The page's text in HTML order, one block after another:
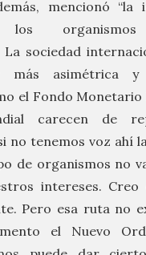
mencionó “la
los organismos
La sociedad
asimétrica y
el Fondo
carecen de
no tenemos voz ahí
de organismos no
intereses. Creo
Pero esa ruta no
el Nuevo